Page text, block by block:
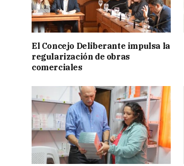
El Concejo Deliberante impulsa la
regularización de obras
comerciales